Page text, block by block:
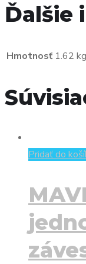
Ďalšie
Hmotnosť 1.62 kg
Pridať do